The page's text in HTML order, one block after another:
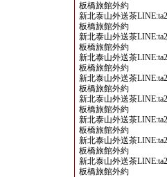
板橋旅館外約
新北泰山外送茶
板橋旅館外約
新北泰山外送茶
板橋旅館外約
新北泰山外送茶
板橋旅館外約
新北泰山外送茶
板橋旅館外約
新北泰山外送茶
板橋旅館外約
新北泰山外送茶
板橋旅館外約
新北泰山外送茶
板橋旅館外約
新北泰山外送茶
板橋旅館外約